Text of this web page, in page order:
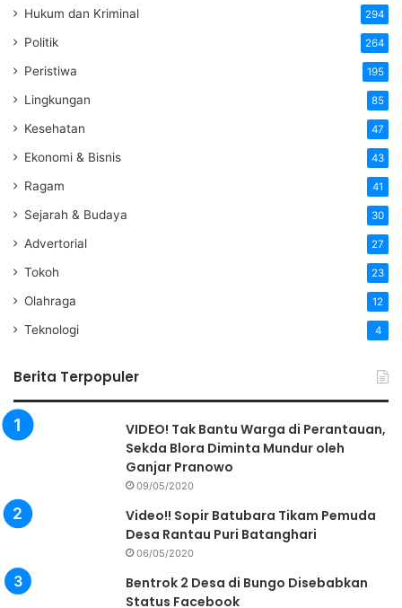
Hukum dan Kriminal 294
Politik 264
Peristiwa 195
Lingkungan 85
Kesehatan 47
Ekonomi & Bisnis 43
Ragam 41
Sejarah & Budaya 30
Advertorial 27
Tokoh 23
Olahraga 12
Teknologi 4
Berita Terpopuler
VIDEO! Tak Bantu Warga di Perantauan,
Sekda Blora Diminta Mundur oleh
Ganjar Pranowo
09/05/2020
Video!! Sopir Batubara Tikam Pemuda
Desa Rantau Puri Batanghari
06/05/2020
Bentrok 2 Desa di Bungo Disebabkan
Status Facebook